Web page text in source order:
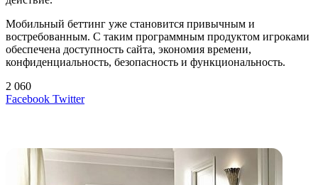
Мобильный беттинг уже становится привычным и
востребованным. С таким программным продуктом игроками
обеспечена доступность сайта, экономия времени,
конфиденциальность, безопасность и функциональность.
2 060
Facebook TwitterLinkedIn
Tumblr
Reddit
Вконтакте
Одноклассники
Skype
Messenger
Messenger
WhatsApp
Telegram
Viber
Line
Поделиться
Печатать